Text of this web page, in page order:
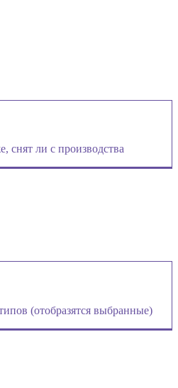
снят ли с производства
(отобразятся выбранные)